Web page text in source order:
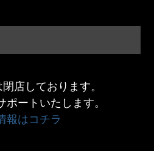
店しております。
ポートいたします。
報はコチラ